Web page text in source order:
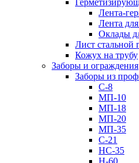
Лента-
Лента
Оклады
Лист стальной
Кожух на трубу
Заборы и ограждения
Заборы из
С-8
МП-10
МП-18
МП-20
МП-35
С-21
НС-35
Н-60